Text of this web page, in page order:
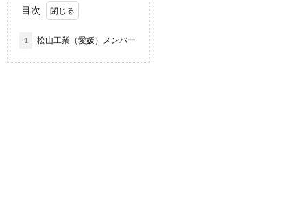
目次
1 松山工業（愛媛）メンバー